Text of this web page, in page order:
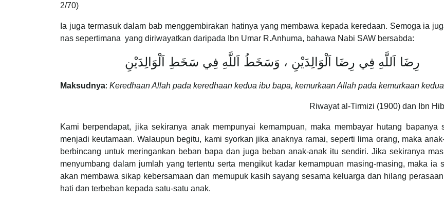
2/70)
Ia juga termasuk dalam bab menggembirakan hatinya yang membawa kepada keredaan. Semoga ia
nas sepertimana yang diriwayatkan daripada Ibn Umar R.Anhuma, bahawa Nabi SAW bersabda:
رِضَا اَللَّهِ فِي رِضَا اَلْوَالِدَيْنِ ، وَسَخَطُ اَللَّهِ فِي سَخَطِ اَلْوَالِدَيْنِ
Maksudnya: Keredhaan Allah pada keredhaan kedua ibu bapa, kemurkaan Allah pada kemurkaan
Riwayat al-Tirmizi (1900) dan Ibn
Kami berpendapat, jika sekiranya anak mempunyai kemampuan, maka membayar hutang bapanya
menjadi keutamaan. Walaupun begitu, kami syorkan jika anaknya ramai, seperti lima orang, maka
berbincang untuk meringankan beban bapa dan juga beban anak-anak itu sendiri. Jika sekiranya
menyumbang dalam jumlah yang tertentu serta mengikut kadar kemampuan masing-masing, maka ia
akan membawa sikap kebersamaan dan memupuk kasih sayang sesama keluarga dan hilang
hati dan terbeban kepada satu-satu anak.